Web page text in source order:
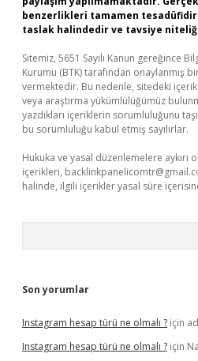
benzerlikleri tamamen
taslak halindedir ve tavsiye
Sitemiz, 5651 Sayılı Kanun gereğince
Kurumu (BTK) tarafından onaylanmış
vermektedir. Bu nedenle, sitedeki
veya araştırma yükümlülüğümüz
yazdıkları içeriklerin sorumluluğunu
bu sorumluluğu kabul etmiş sayılırlar.
Hukuka ve yasal düzenlemelere aykırı
içerikleri,
halinde, ilgili içerikler yasal süre
Son yorumlar
Instagram hesap türü ne olmalı ? için
Instagram hesap türü ne olmalı ? için